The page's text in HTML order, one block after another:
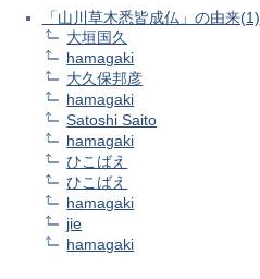
「山川草木悉皆成仏」の由来(1)
大垣国久
hamagaki
大久保邦彦
hamagaki
Satoshi Saito
hamagaki
ひこばえ
ひこばえ
hamagaki
jie
hamagaki